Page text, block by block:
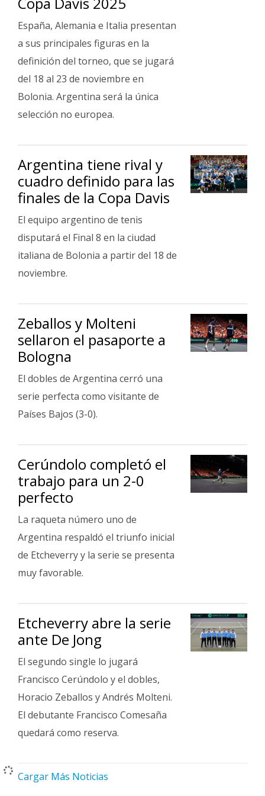
España, Alemania e Italia presentan
a sus principales figuras en la
definición del torneo, que se jugará
del 18 al 23 de noviembre en
Bolonia. Argentina será la única
selección no europea.
Argentina tiene rival y
cuadro definido para las
finales de la Copa Davis
El equipo argentino de tenis
disputará el Final 8 en la ciudad
italiana de Bolonia a partir del 18 de
noviembre.
Zeballos y Molteni
sellaron el pasaporte a
Bologna
El dobles de Argentina cerró una
serie perfecta como visitante de
Países Bajos (3-0).
Cerúndolo completó el
trabajo para un 2-0
perfecto
La raqueta número uno de
Argentina respaldó el triunfo inicial
de Etcheverry y la serie se presenta
muy favorable.
Etcheverry abre la serie
ante De Jong
El segundo single lo jugará
Francisco Cerúndolo y el dobles,
Horacio Zeballos y Andrés Molteni.
El debutante Francisco Comesaña
quedará como reserva.
Cargar Más Noticias